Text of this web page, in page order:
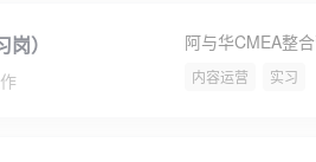
） 阿与华CMEA整
内容运营 实习